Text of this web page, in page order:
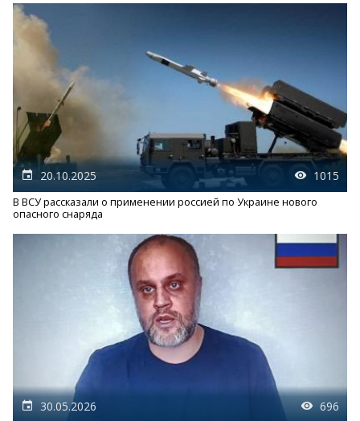
20.10.2025 1015
В ВСУ рассказали о применении россией по Украине нового
опасного снаряда
30.05.2026 696